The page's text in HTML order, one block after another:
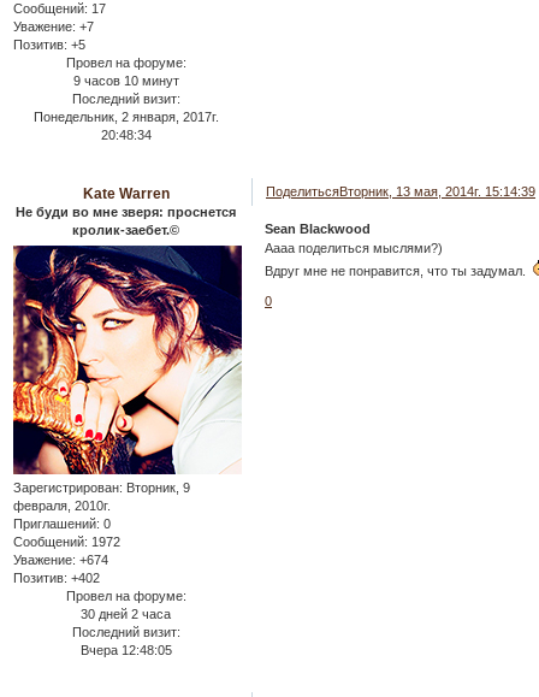
Сообщений: 17
Уважение: +7
Позитив: +5
Провел на форуме:
9 часов 10 минут
Последний визит:
Понедельник, 2 января, 2017г.
20:48:34
ПоделитьсяВторник, 13 мая, 2014г. 15:14:39
Kate Warren
Не буди во мне зверя: проснется
кролик-заебет.©
Зарегистрирован: Вторник, 9
февраля, 2010г.
Приглашений: 0
Сообщений: 1972
Уважение: +674
Позитив: +402
Провел на форуме:
30 дней 2 часа
Последний визит:
Вчера 12:48:05
Sean Blackwood
Аааа поделиться мыслями?)
Вдруг мне не понравится, что ты задумал.
0